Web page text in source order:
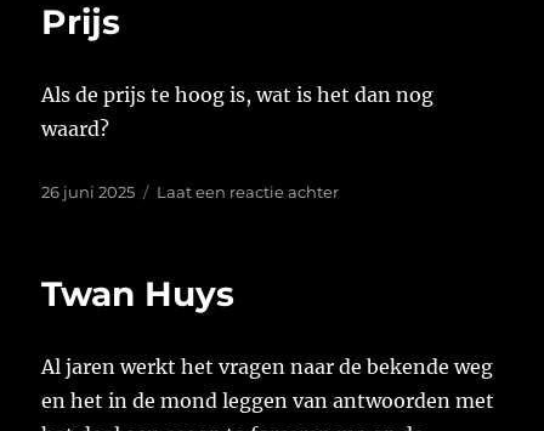
Prijs
Als de prijs te hoog is, wat is het dan nog
waard?
Geplaatst
26 juni 2025 Laat een reactie achterop
Twan Huys
Al jaren werkt het vragen naar de bekende weg
en het in de mond leggen van antwoorden met